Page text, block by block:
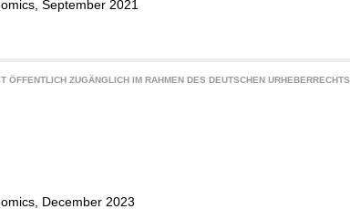
September 2021
ÖFFENTLICH ZUGÄNGLICH IM RAHMEN DES DEUTSCHEN URHEBERRECHTS.
December 2023